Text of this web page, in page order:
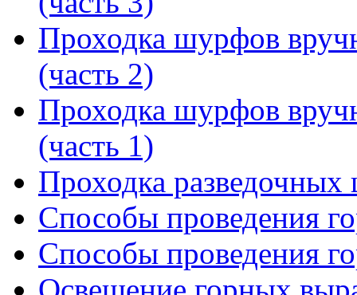
Проходка шурфов
(часть 2)
Проходка шурфов
(часть 1)
Проходка
Способы проведения
Способы проведения